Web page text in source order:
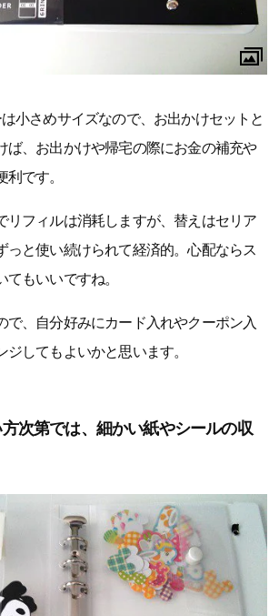
小さめサイズなので、お出かけセットと
ば、お出かけや帰宅の際にお金の補充や
です。
リフィルは消耗しますが、替えはセリア
っと使い続けられて経済的。心配ならス
てもいいですね。
で、自分好みにカード入れやクーポン入
してもよいかと思います。
次第では、細かい紙やシールの収